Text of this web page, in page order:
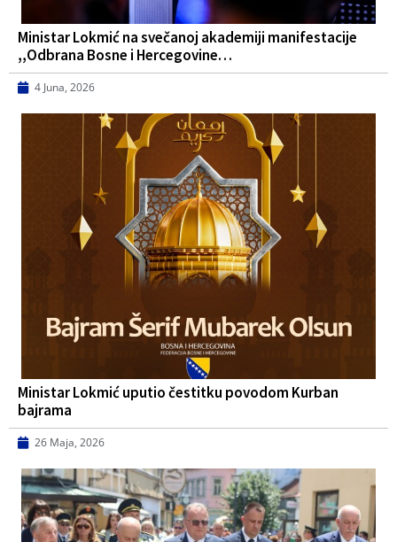
Ministar Lokmić na svečanoj akademiji manifestacije
,,Odbrana Bosne i Hercegovine…
4 Juna, 2026
Ministar Lokmić uputio čestitku povodom Kurban
bajrama
26 Maja, 2026